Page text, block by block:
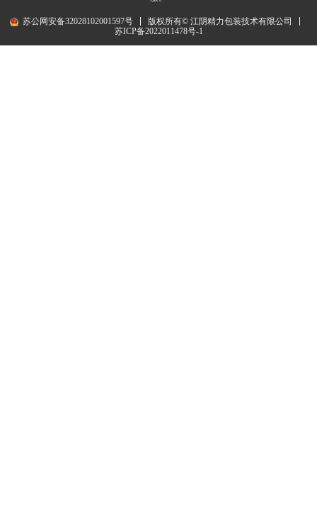
苏公网安备32028102001597号
版权所有© 江阴精力包装技术有限公司
苏ICP备2022011478号-1